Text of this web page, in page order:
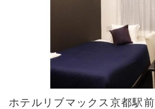
ホテルリブマックス京都駅前